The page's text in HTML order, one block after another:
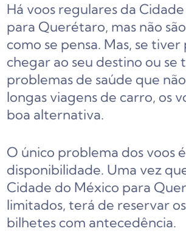
Há voos regulares da
para Querétaro, mas não
como se pensa. Mas, se tiver
chegar ao seu destino ou se
problemas de saúde que
longas viagens de carro, os
boa alternativa.
O único problema dos voos
disponibilidade. Uma vez
Cidade do México para
limitados, terá de reservar
bilhetes com antecedência.